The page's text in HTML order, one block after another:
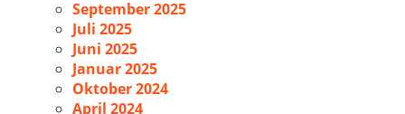
September 2025
Juli 2025
Juni 2025
Januar 2025
Oktober 2024
April 2024